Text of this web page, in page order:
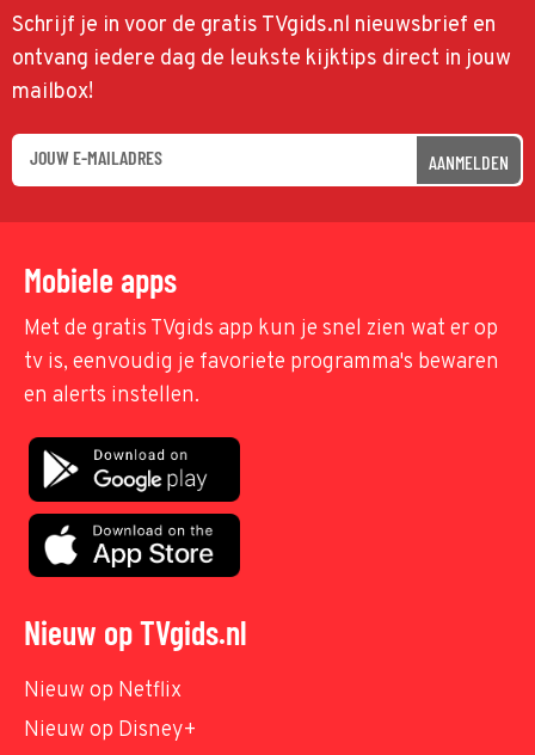
Schrijf je in voor de gratis TVgids.nl nieuwsbrief en
ontvang iedere dag de leukste kijktips direct in jouw
mailbox!
AANMELDEN
Mobiele apps
Met de gratis TVgids app kun je snel zien wat er op
tv is, eenvoudig je favoriete programma's bewaren
en alerts instellen.
Nieuw op TVgids.nl
Nieuw op Netflix
Nieuw op Disney+